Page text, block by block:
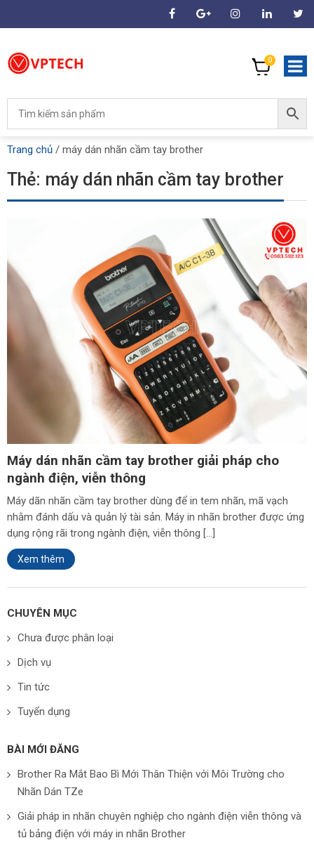
0
Trang chủ / máy dán nhãn cầm tay brother
Thẻ: máy dán nhãn cầm tay brother
Máy dán nhãn cầm tay brother giải pháp cho
ngành điện, viễn thông
Máy dãn nhãn cầm tay brother dùng để in tem nhãn, mã vạch
nhằm đánh dấu và quản lý tài sản. Máy in nhãn brother được ứng
dụng rộng rãi trong ngành điện, viễn thông […]
Xem thêm
CHUYÊN MỤC
Chưa được phân loại
Dịch vụ
Tin tức
Tuyển dụng
BÀI MỚI ĐĂNG
Brother Ra Mắt Bao Bì Mới Thân Thiện với Môi Trường cho
Nhãn Dán TZe
Giải pháp in nhãn chuyên nghiệp cho ngành điện viễn thông và
tủ bảng điện với máy in nhãn Brother